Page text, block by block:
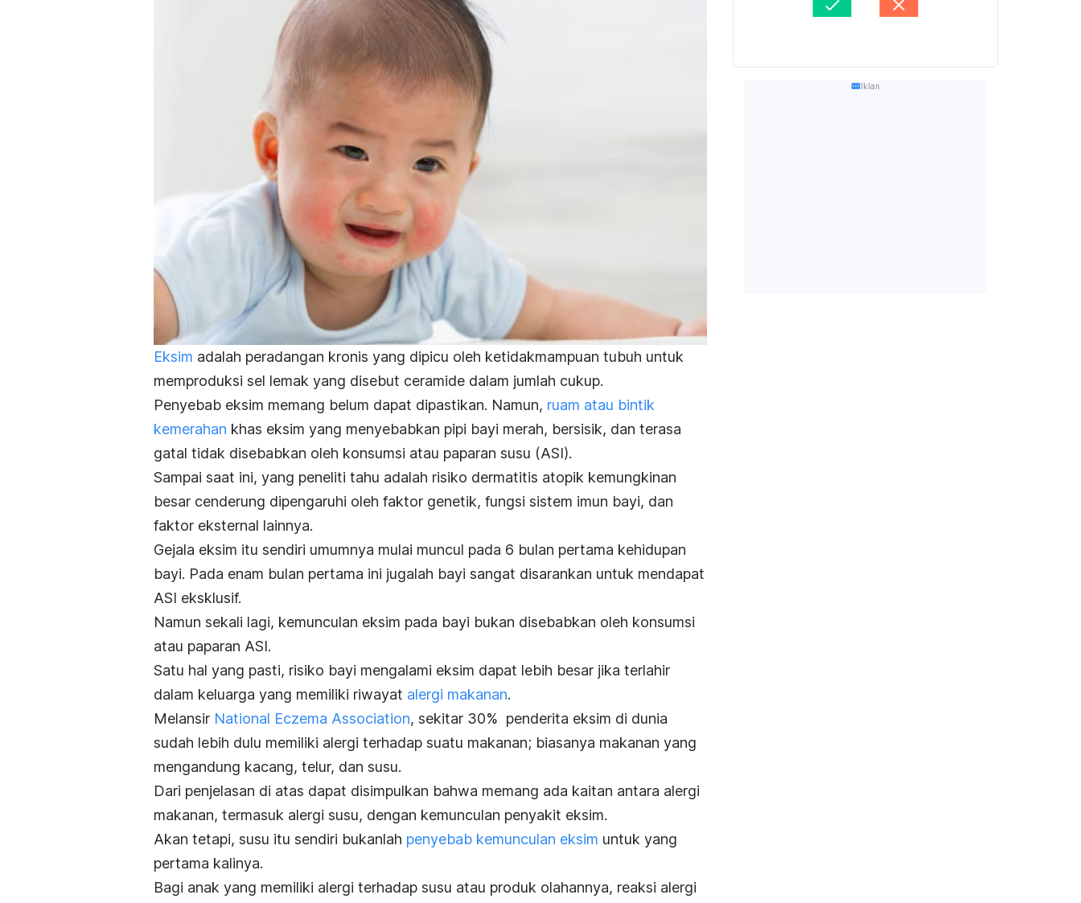
Eksim adalah peradangan kronis yang dipicu oleh ketidakmampuan tubuh untuk
memproduksi sel lemak yang disebut ceramide dalam jumlah cukup.
Penyebab eksim memang belum dapat dipastikan. Namun, ruam atau bintik
kemerahan khas eksim yang menyebabkan pipi bayi merah, bersisik, dan terasa
gatal tidak disebabkan oleh konsumsi atau paparan susu (ASI).
Sampai saat ini, yang peneliti tahu adalah risiko dermatitis atopik kemungkinan
besar cenderung dipengaruhi oleh faktor genetik, fungsi sistem imun bayi, dan
faktor eksternal lainnya.
Gejala eksim itu sendiri umumnya mulai muncul pada 6 bulan pertama kehidupan
bayi. Pada enam bulan pertama ini jugalah bayi sangat disarankan untuk mendapat
ASI eksklusif.
Namun sekali lagi, kemunculan eksim pada bayi bukan disebabkan oleh konsumsi
atau paparan ASI.
Satu hal yang pasti, risiko bayi mengalami eksim dapat lebih besar jika terlahir
dalam keluarga yang memiliki riwayat alergi makanan.
Melansir National Eczema Association, sekitar 30% penderita eksim di dunia
sudah lebih dulu memiliki alergi terhadap suatu makanan; biasanya makanan yang
mengandung kacang, telur, dan susu.
Dari penjelasan di atas dapat disimpulkan bahwa memang ada kaitan antara alergi
makanan, termasuk alergi susu, dengan kemunculan penyakit eksim.
Akan tetapi, susu itu sendiri bukanlah penyebab kemunculan eksim untuk yang
pertama kalinya.
Bagi anak yang memiliki alergi terhadap susu atau produk olahannya, reaksi alergi
Iklan